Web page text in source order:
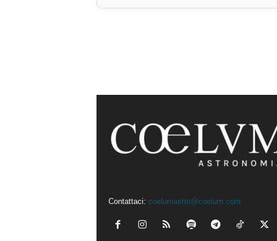
Contattaci: coelumastro@coelum.com